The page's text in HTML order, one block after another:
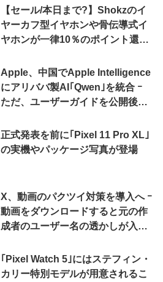
【セール/本日まで?】Shokzのイ
ヤーカフ型イヤホンや骨伝導式イ
ヤホンが一律10％のポイント還元
Apple、中国でApple Intelligence
にアリババ製AI｢Qwen｣を統合 ｰ
ただ、ユーザーガイドを公開後に
正式発表を前に｢Pixel 11 Pro XL｣
の実機やパッケージ写真が登場
X、動画のパクツイ対策を導入へ ｰ
動画をダウンロードすると元の作
成者のユーザー名の透かしが入る
｢Pixel Watch 5｣にはステフィン・
カリー特別モデルが用意されるこ